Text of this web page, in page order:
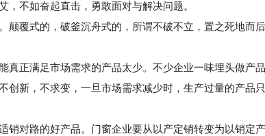
，不如奋起直击，勇敢面对与解决问题。
覆式的，破釜沉舟式的，所谓不破不立，置之死地而后
真正满足市场需求的产品太少。不少企业一味埋头做产
创新，不求变，一旦市场需求减少时，生产过量的产品
对路的好产品。门窗企业要从以产定销转变为以销定